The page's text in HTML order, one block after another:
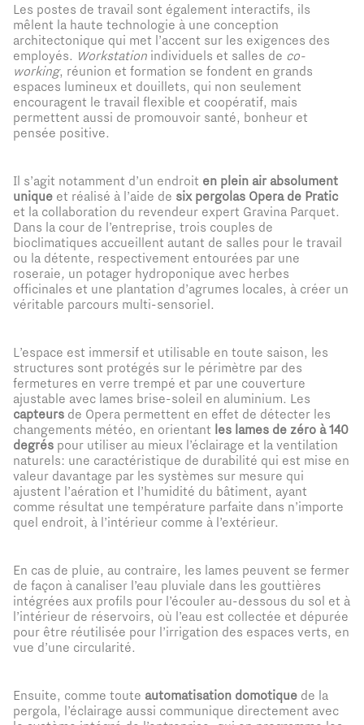
Les postes de travail sont également interactifs, ils
mêlent la haute technologie à une conception
architectonique qui met l’accent sur les exigences des
employés. Workstation individuels et salles de co-
working, réunion et formation se fondent en grands
espaces lumineux et douillets, qui non seulement
encouragent le travail flexible et coopératif, mais
permettent aussi de promouvoir santé, bonheur et
pensée positive.
Il s’agit notamment d’un endroit en plein air absolument
unique et réalisé à l’aide de six pergolas Opera de Pratic
et la collaboration du revendeur expert Gravina Parquet.
Dans la cour de l’entreprise, trois couples de
bioclimatiques accueillent autant de salles pour le travail
ou la détente, respectivement entourées par une
roseraie, un potager hydroponique avec herbes
officinales et une plantation d’agrumes locales, à créer un
véritable parcours multi-sensoriel.
L’espace est immersif et utilisable en toute saison, les
structures sont protégés sur le périmètre par des
fermetures en verre trempé et par une couverture
ajustable avec lames brise-soleil en aluminium. Les
capteurs de Opera permettent en effet de détecter les
changements météo, en orientant les lames de zéro à 140
degrés pour utiliser au mieux l’éclairage et la ventilation
naturels: une caractéristique de durabilité qui est mise en
valeur davantage par les systèmes sur mesure qui
ajustent l’aération et l’humidité du bâtiment, ayant
comme résultat une température parfaite dans n’importe
quel endroit, à l’intérieur comme à l’extérieur.
En cas de pluie, au contraire, les lames peuvent se fermer
de façon à canaliser l’eau pluviale dans les gouttières
intégrées aux profils pour l’écouler au-dessous du sol et à
l’intérieur de réservoirs, où l’eau est collectée et dépurée
pour être réutilisée pour l’irrigation des espaces verts, en
vue d’une circularité.
Ensuite, comme toute automatisation domotique de la
pergola, l’éclairage aussi communique directement avec